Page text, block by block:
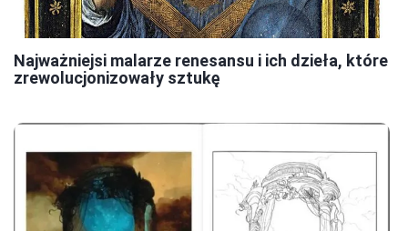
Najważniejsi malarze renesansu i ich dzieła, które
zrewolucjonizowały sztukę